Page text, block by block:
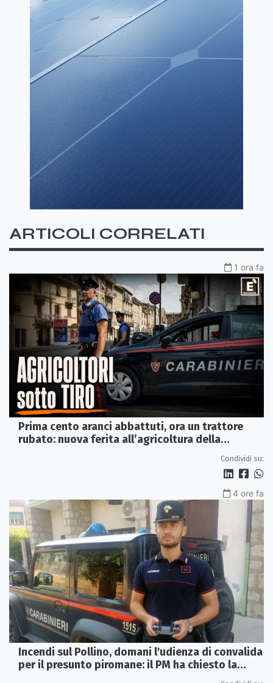
ARTICOLI CORRELATI
1 ora fa
Prima cento aranci abbattuti, ora un trattore
rubato: nuova ferita all’agricoltura della
Condividi su:
4 ore fa
Incendi sul Pollino, domani l'udienza di convalida
per il presunto piromane: il PM ha chiesto la